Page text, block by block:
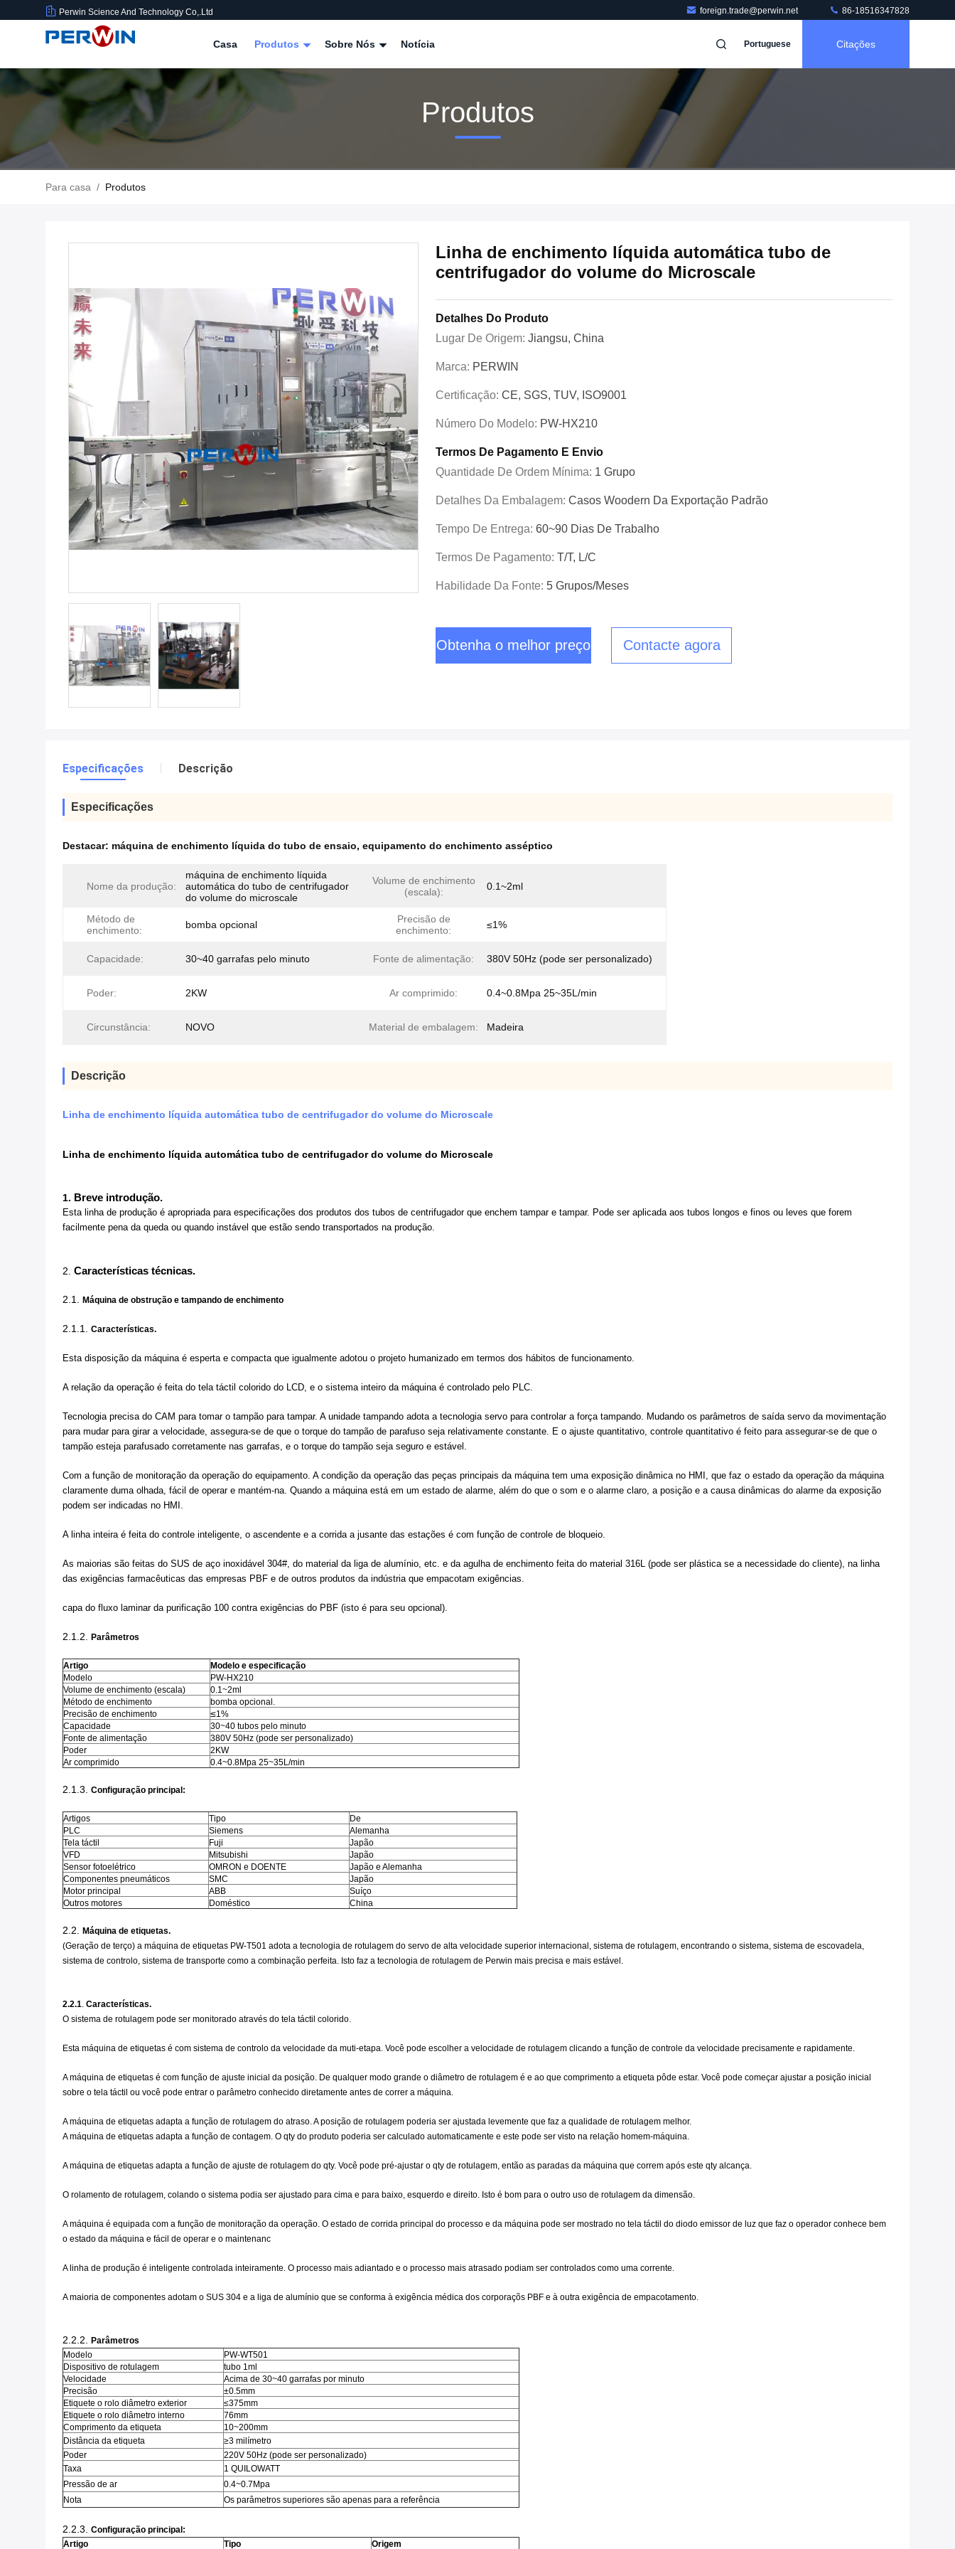
Perwin Science And Technology Co,.Ltd foreign.trade@perwin.net 86-18516347828
Casa Produtos Sobre Nós Notícia Portuguese Citações
Produtos
Para casa / Produtos
Linha de enchimento líquida automática tubo de
centrifugador do volume do Microscale
Detalhes Do Produto
Lugar De Origem: Jiangsu, China
Marca: PERWIN
Certificação: CE, SGS, TUV, ISO9001
Número Do Modelo: PW-HX210
Termos De Pagamento E Envio
Quantidade De Ordem Mínima: 1 Grupo
Detalhes Da Embalagem: Casos Woodern Da Exportação Padrão
Tempo De Entrega: 60~90 Dias De Trabalho
Termos De Pagamento: T/T, L/C
Habilidade Da Fonte: 5 Grupos/meses
Obtenha o melhor preço Contacte agora
Especificações Descrição
Especificações
Destacar: máquina de enchimento líquida do tubo de ensaio, equipamento do enchimento asséptico
Nome da produção:
máquina de enchimento líquida
automática do tubo de centrifugador
do volume do microscale
Volume de enchimento
(escala):
0.1~2ml
Método de
enchimento:
bomba opcional
Precisão de
enchimento:
≤1%
Capacidade: 30~40 garrafas pelo minuto Fonte de alimentação: 380V 50Hz (pode ser personalizado)
Poder: 2KW Ar comprimido: 0.4~0.8Mpa 25~35L/min
Circunstância: NOVO Material de embalagem: Madeira
Descrição
Linha de enchimento líquida automática tubo de centrifugador do volume do Microscale
Linha de enchimento líquida automática tubo de centrifugador do volume do Microscale
1. Breve introdução.
Esta linha de produção é apropriada para especificações dos produtos dos tubos de centrifugador que enchem tampar e tampar. Pode ser aplicada aos tubos longos e finos ou leves que forem
facilmente pena da queda ou quando instável que estão sendo transportados na produção.
2. Características técnicas.
2.1. Máquina de obstrução e tampando de enchimento
2.1.1. Características.
Esta disposição da máquina é esperta e compacta que igualmente adotou o projeto humanizado em termos dos hábitos de funcionamento.
A relação da operação é feita do tela táctil colorido do LCD, e o sistema inteiro da máquina é controlado pelo PLC.
Tecnologia precisa do CAM para tomar o tampão para tampar. A unidade tampando adota a tecnologia servo para controlar a força tampando. Mudando os parâmetros de saída servo da movimentação
para mudar para girar a velocidade, assegura-se de que o torque do tampão de parafuso seja relativamente constante. E o ajuste quantitativo, controle quantitativo é feito para assegurar-se de que o
tampão esteja parafusado corretamente nas garrafas, e o torque do tampão seja seguro e estável.
Com a função de monitoração da operação do equipamento. A condição da operação das peças principais da máquina tem uma exposição dinâmica no HMI, que faz o estado da operação da máquina
claramente duma olhada, fácil de operar e mantém-na. Quando a máquina está em um estado de alarme, além do que o som e o alarme claro, a posição e a causa dinâmicas do alarme da exposição
podem ser indicadas no HMI.
A linha inteira é feita do controle inteligente, o ascendente e a corrida a jusante das estações é com função de controle de bloqueio.
As maiorias são feitas do SUS de aço inoxidável 304#, do material da liga de alumínio, etc. e da agulha de enchimento feita do material 316L (pode ser plástica se a necessidade do cliente), na linha
das exigências farmacêuticas das empresas PBF e de outros produtos da indústria que empacotam exigências.
capa do fluxo laminar da purificação 100 contra exigências do PBF (isto é para seu opcional).
2.1.2. Parâmetros
Artigo
Modelo e especificação
Modelo
PW-HX210
Volume de enchimento (escala)
0.1~2ml
Método de enchimento
bomba opcional.
Precisão de enchimento
≤1%
Capacidade
30~40 tubos pelo minuto
Fonte de alimentação
380V 50Hz (pode ser personalizado)
Poder
2KW
Ar comprimido
0.4~0.8Mpa 25~35L/min
2.1.3. Configuração principal:
Artigos Tipo
De
PLC
Siemens
Alemanha
Tela táctil
Fuji
Japão
VFD
Mitsubishi
Japão
Sensor fotoelétrico
OMRON e DOENTE
Japão e Alemanha
Componentes pneumáticos
SMC
Japão
Motor principal
ABB
Suíço
Outros motores
Doméstico China
2.2.
Máquina de etiquetas.
(Geração de terço) a máquina de etiquetas PW-T501 adota a tecnologia de rotulagem do servo de alta velocidade superior internacional, sistema de rotulagem, encontrando o sistema, sistema de escovadela,
sistema de controlo, sistema de transporte como a combinação perfeita. Isto faz a tecnologia de rotulagem de Perwin mais precisa e mais estável.
2.2.1 Características.
O sistema de rotulagem pode ser monitorado através do tela táctil colorido.
Esta máquina de etiquetas é com sistema de controlo da velocidade da muti-etapa. Você pode escolher a velocidade de rotulagem clicando a função de controle da velocidade precisamente e rapidamente.
A máquina de etiquetas é com função de ajuste inicial da posição. De qualquer modo grande o diâmetro de rotulagem é e ao que comprimento a etiqueta pôde estar. Você pode começar ajustar a posição inicial
sobre o tela táctil ou você pode entrar o parâmetro conhecido diretamente antes de correr a máquina.
A máquina de etiquetas adapta a função de rotulagem do atraso. A posição de rotulagem poderia ser ajustada levemente que faz a qualidade de rotulagem melhor.
A máquina de etiquetas adapta a função de contagem. O qty do produto poderia ser calculado automaticamente e este pode ser visto na relação homem-máquina.
A máquina de etiquetas adapta a função de ajuste de rotulagem do qty. Você pode pré-ajustar o qty de rotulagem, então as paradas da máquina que correm após este qty alcança.
O rolamento de rotulagem, colando o sistema podia ser ajustado para cima e para baixo, esquerdo e direito. Isto é bom para o outro uso de rotulagem da dimensão.
A máquina é equipada com a função de monitoração da operação. O estado de corrida principal do processo e da máquina pode ser mostrado no tela táctil do diodo emissor de luz que faz o operador conhece bem
o estado da máquina e fácil de operar e o maintenanc
A linha de produção é inteligente controlada inteiramente. O processo mais adiantado e o processo mais atrasado podiam ser controlados como uma corrente.
A maioria de componentes adotam o SUS 304 e a liga de alumínio que se conforma à exigência médica dos corporaçõs PBF e à outra exigência de empacotamento.
2.2.2.
Parâmetros
Modelo
PW-WT501
Dispositivo de rotulagem
tubo 1ml
Velocidade
Acima de 30~40 garrafas por minuto
Precisão
±0.5mm
Etiquete o rolo diâmetro exterior
≤375mm
Etiquete o rolo diâmetro interno
76mm
Comprimento da etiqueta
10~200mm
Distância da etiqueta
≥3 milímetro
Poder
220V 50Hz (pode ser personalizado)
Taxa
1 QUILOWATT
Pressão de ar
0.4~0.7Mpa
Nota
Os parâmetros superiores são apenas para a referência
2.2.3.
Configuração principal:
Artigo
Tipo Origem